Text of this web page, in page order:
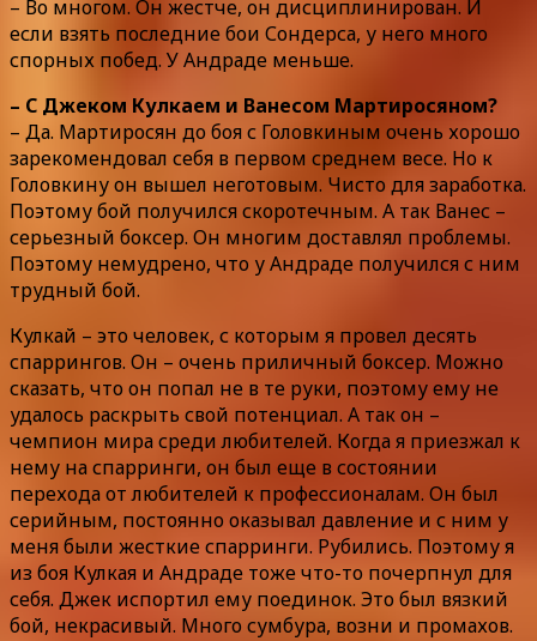
– Во многом. Он жестче, он дисциплинирован. И
если взять последние бои Сондерса, у него много
спорных побед. У Андраде меньше.
– С Джеком Кулкаем и Ванесом Мартиросяном?
– Да. Мартиросян до боя с Головкиным очень хорошо
зарекомендовал себя в первом среднем весе. Но к
Головкину он вышел неготовым. Чисто для заработка.
Поэтому бой получился скоротечным. А так Ванес –
серьезный боксер. Он многим доставлял проблемы.
Поэтому немудрено, что у Андраде получился с ним
трудный бой.
Кулкай – это человек, с которым я провел десять
спаррингов. Он – очень приличный боксер. Можно
сказать, что он попал не в те руки, поэтому ему не
удалось раскрыть свой потенциал. А так он –
чемпион мира среди любителей. Когда я приезжал к
нему на спарринги, он был еще в состоянии
перехода от любителей к профессионалам. Он был
серийным, постоянно оказывал давление и с ним у
меня были жесткие спарринги. Рубились. Поэтому я
из боя Кулкая и Андраде тоже что-то почерпнул для
себя. Джек испортил ему поединок. Это был вязкий
бой, некрасивый. Много сумбура, возни и промахов.